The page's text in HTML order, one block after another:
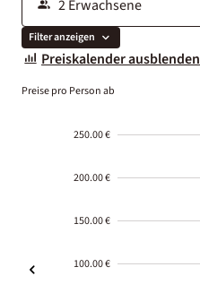
Filter anzeigen
Preiskalender ausblenden
Preise pro Person ab
250.00 €
200.00 €
150.00 €
100.00 €